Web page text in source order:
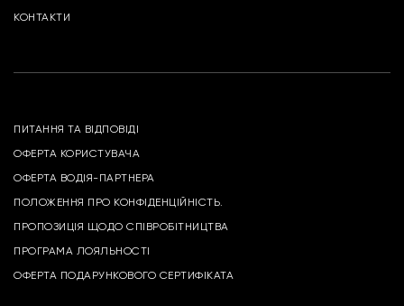
КОНТАКТИ
ПИТАННЯ ТА ВІДПОВІДІ
ОФЕРТА КОРИСТУВАЧА
ОФЕРТА ВОДІЯ-ПАРТНЕРА
ПОЛОЖЕННЯ ПРО КОНФІДЕНЦІЙНІСТЬ.
ПРОПОЗИЦІЯ ЩОДО СПІВРОБІТНИЦТВА
ПРОГРАМА ЛОЯЛЬНОСТІ
ОФЕРТА ПОДАРУНКОВОГО СЕРТИФІКАТА